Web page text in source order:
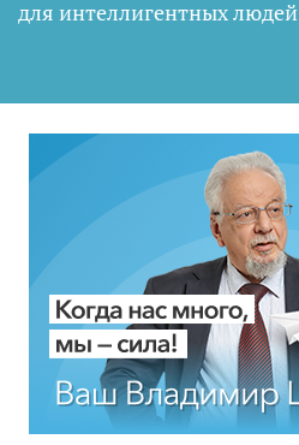
для интеллигентных людей